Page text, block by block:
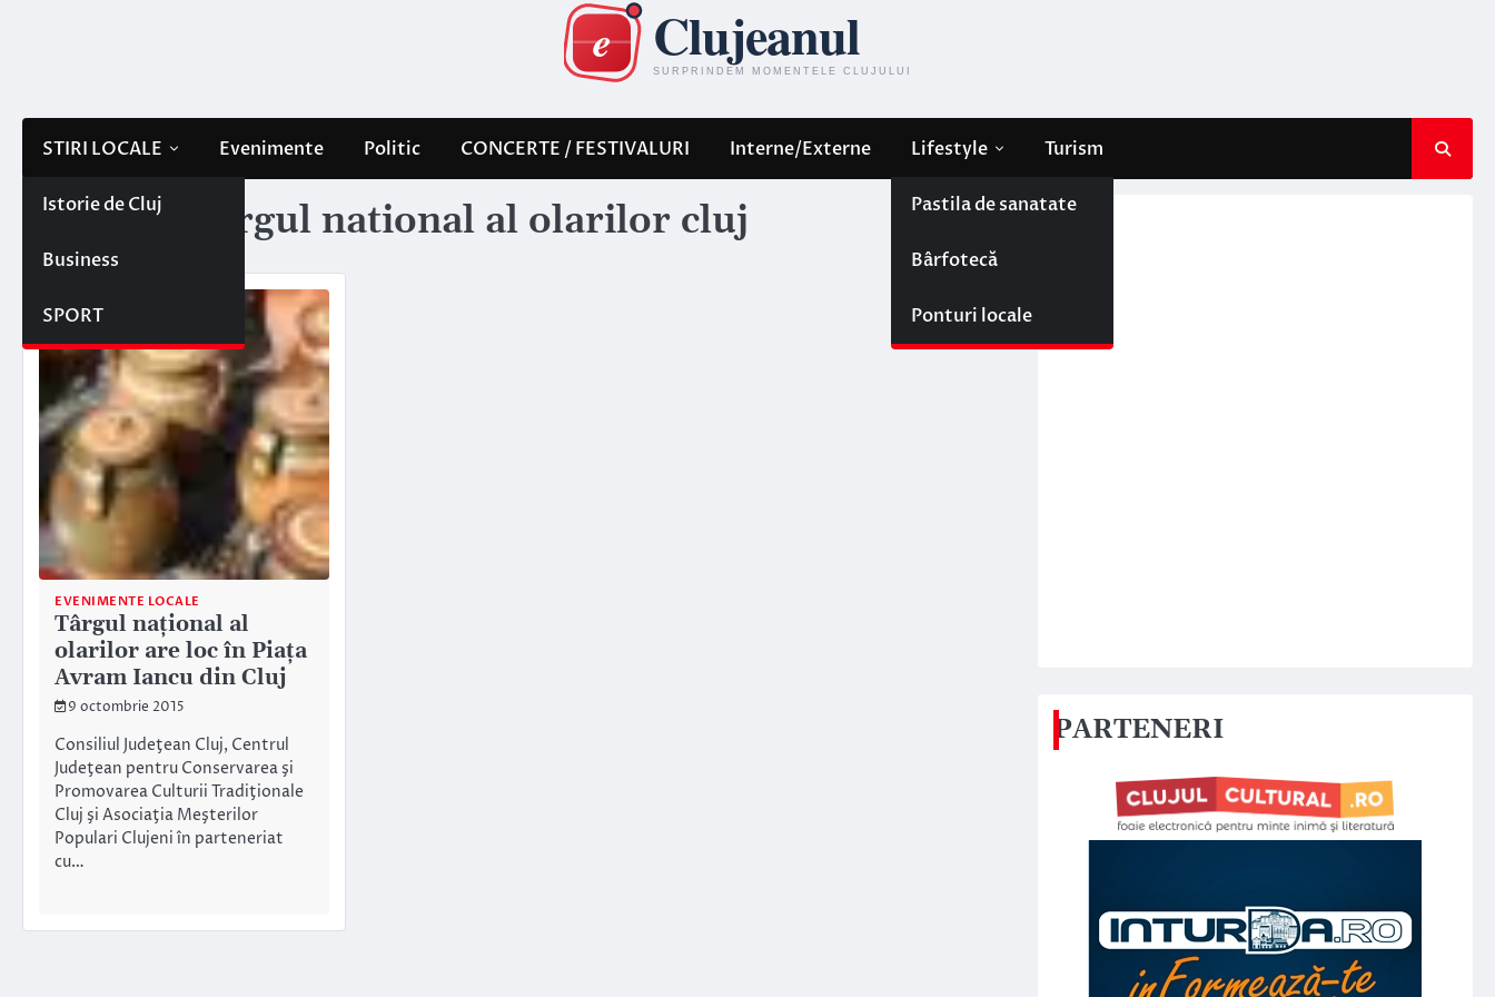
STIRI LOCALE
Istorie de Cluj
Business
SPORT
Evenimente Politic CONCERTE / FESTIVALURI Interne/Externe Lifestyle
Pastila de sanatate
Bârfotecă
Ponturi locale
Turism
Etichetă: targul national al olarilor cluj
EVENIMENTE LOCALE
Târgul naţional al
olarilor are loc în Piața
Avram Iancu din Cluj
9 octombrie 2015
Consiliul Judeţean Cluj, Centrul
Judeţean pentru Conservarea şi
Promovarea Culturii Tradiţionale
Cluj şi Asociaţia Meşterilor
Populari Clujeni în parteneriat
cu…
PARTENERI